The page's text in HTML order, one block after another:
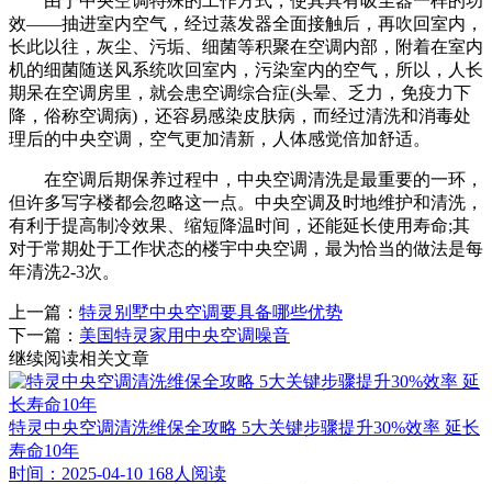
效——抽进室内空气，经过蒸发器全面接触后，再吹回室内，
长此以往，灰尘、污垢、细菌等积聚在空调内部，附着在室内
机的细菌随送风系统吹回室内，污染室内的空气，所以，人长
期呆在空调房里，就会患空调综合症(头晕、乏力，免疫力下
降，俗称空调病)，还容易感染皮肤病，而经过清洗和消毒处
理后的中央空调，空气更加清新，人体感觉倍加舒适。
在空调后期保养过程中，中央空调清洗是最重要的一环，
但许多写字楼都会忽略这一点。中央空调及时地维护和清洗，
有利于提高制冷效果、缩短降温时间，还能延长使用寿命;其
对于常期处于工作状态的楼宇中央空调，最为恰当的做法是每
年清洗2-3次。
上一篇： 特灵别墅中央空调要具备哪些优势
下一篇： 美国特灵家用中央空调噪音
继续阅读相关文章
特灵中央空调清洗维保全攻略 5大关键步骤提升30%效率 延长
寿命10年
时间：2025-04-10 168人阅读